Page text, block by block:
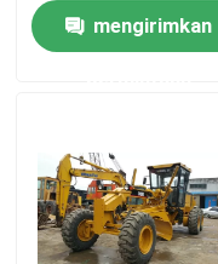
Produk
Tentang kami
mengirimkan